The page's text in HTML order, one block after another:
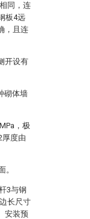
同，连
板4远
，且连
开设有
砌体墙
，极
厚度由
。
3与钢
长尺寸
安装预